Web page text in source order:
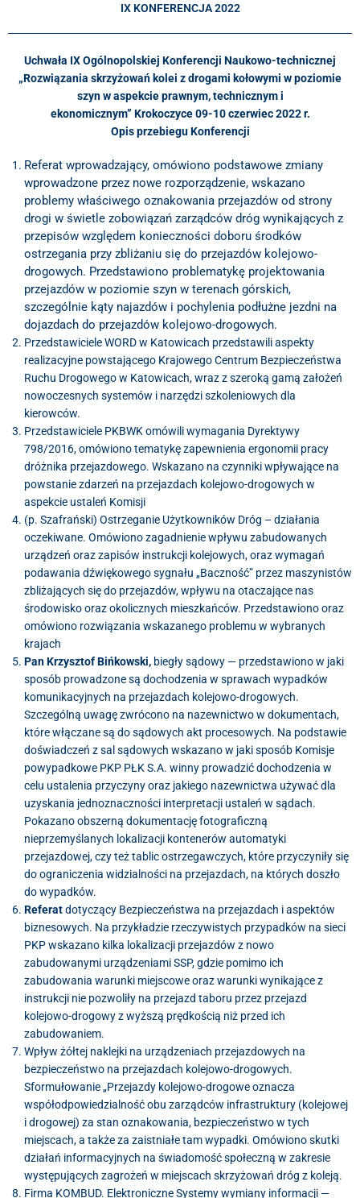
IX KONFERENCJA 2022
Uchwała IX Ogólnopolskiej Konferencji Naukowo-technicznej
„Rozwiązania skrzyżowań kolei z drogami kołowymi w poziomie
szyn w aspekcie prawnym, technicznym i
ekonomicznym” Krokoczyce 09-10 czerwiec 2022 r.
Opis przebiegu Konferencji
Referat wprowadzający, omówiono podstawowe zmiany
wprowadzone przez nowe rozporządzenie, wskazano
problemy właściwego oznakowania przejazdów od strony
drogi w świetle zobowiązań zarządców dróg wynikających z
przepisów względem konieczności doboru środków
ostrzegania przy zbliżaniu się do przejazdów kolejowo-
drogowych. Przedstawiono problematykę projektowania
przejazdów w poziomie szyn w terenach górskich,
szczególnie kąty najazdów i pochylenia podłużne jezdni na
dojazdach do przejazdów kolejowo-drogowych.
Przedstawiciele WORD w Katowicach przedstawili aspekty
realizacyjne powstającego Krajowego Centrum Bezpieczeństwa
Ruchu Drogowego w Katowicach, wraz z szeroką gamą założeń
nowoczesnych systemów i narzędzi szkoleniowych dla
kierowców.
Przedstawiciele PKBWK omówili wymagania Dyrektywy
798/2016, omówiono tematykę zapewnienia ergonomii pracy
dróżnika przejazdowego. Wskazano na czynniki wpływające na
powstanie zdarzeń na przejazdach kolejowo-drogowych w
aspekcie ustaleń Komisji
(p. Szafrański) Ostrzeganie Użytkowników Dróg – działania
oczekiwane. Omówiono zagadnienie wpływu zabudowanych
urządzeń oraz zapisów instrukcji kolejowych, oraz wymagań
podawania dźwiękowego sygnału „Baczność” przez maszynistów
zbliżających się do przejazdów, wpływu na otaczające nas
środowisko oraz okolicznych mieszkańców. Przedstawiono oraz
omówiono rozwiązania wskazanego problemu w wybranych
krajach
Pan Krzysztof Bińkowski, biegły sądowy — przedstawiono w jaki
sposób prowadzone są dochodzenia w sprawach wypadków
komunikacyjnych na przejazdach kolejowo-drogowych.
Szczególną uwagę zwrócono na nazewnictwo w dokumentach,
które włączane są do sądowych akt procesowych. Na podstawie
doświadczeń z sal sądowych wskazano w jaki sposób Komisje
powypadkowe PKP PŁK S.A. winny prowadzić dochodzenia w
celu ustalenia przyczyny oraz jakiego nazewnictwa używać dla
uzyskania jednoznaczności interpretacji ustaleń w sądach.
Pokazano obszerną dokumentację fotograficzną
nieprzemyślanych lokalizacji kontenerów automatyki
przejazdowej, czy też tablic ostrzegawczych, które przyczyniły się
do ograniczenia widzialności na przejazdach, na których doszło
do wypadków.
Referatdotyczący Bezpieczeństwa na przejazdach i aspektów
biznesowych. Na przykładzie rzeczywistych przypadków na sieci
PKP wskazano kilka lokalizacji przejazdów z nowo
zabudowanymi urządzeniami SSP, gdzie pomimo ich
zabudowania warunki miejscowe oraz warunki wynikające z
instrukcji nie pozwoliły na przejazd taboru przez przejazd
kolejowo-drogowy z wyższą prędkością niż przed ich
zabudowaniem.
Wpływ żółtej naklejki na urządzeniach przejazdowych na
bezpieczeństwo na przejazdach kolejowo-drogowych.
Sformułowanie „Przejazdy kolejowo-drogowe oznacza
współodpowiedzialność obu zarządców infrastruktury (kolejowej
i drogowej) za stan oznakowania, bezpieczeństwo w tych
miejscach, a także za zaistniałe tam wypadki. Omówiono skutki
działań informacyjnych na świadomość społeczną w zakresie
występujących zagrożeń w miejscach skrzyżowań dróg z koleją.
Firma KOMBUD. Elektroniczne Systemy wymiany informacji —